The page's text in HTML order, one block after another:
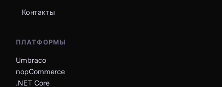
Контакты
ПЛАТФОРМЫ
Umbraco
nopCommerce
.NET Core